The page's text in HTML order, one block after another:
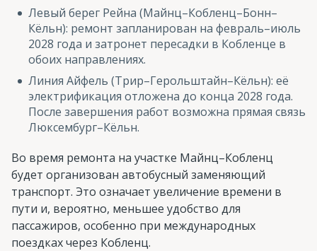
Левый берег Рейна (Майнц–Кобленц–Бонн–
Кёльн): ремонт запланирован на февраль–июль
2028 года и затронет пересадки в Кобленце в
обоих направлениях.
Линия Айфель (Трир–Герольштайн–Кёльн): её
электрификация отложена до конца 2028 года.
После завершения работ возможна прямая связь
Люксембург–Кёльн.
Во время ремонта на участке Майнц–Кобленц
будет организован автобусный заменяющий
транспорт. Это означает увеличение времени в
пути и, вероятно, меньшее удобство для
пассажиров, особенно при международных
поездках через Кобленц.